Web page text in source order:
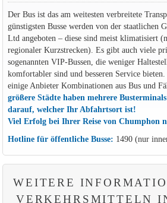
Der Bus ist das am weitesten verbreitete
günstigsten Busse werden von der staatlichen
Ltd angeboten – diese sind meist klimatisiert
regionaler Kurzstrecken). Es gibt auch viele
sogenannten VIP-Bussen, die weniger
komfortabler sind und besseren Service
einige Anbieter Kombinationen aus Bus und
größere Städte haben mehrere
darauf, welcher Ihr Abfahrtsort ist!
Viel Erfolg bei Ihrer Reise von Chumphon
Hotline für öffentliche Busse: 1490 (nur
WEITERE
VERKEHRSMITTELN